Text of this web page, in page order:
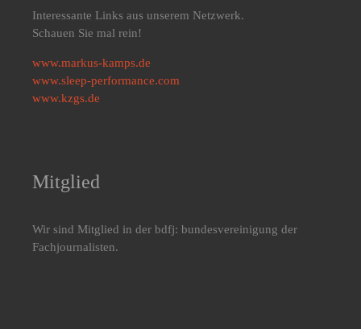
Interessante Links aus unserem Netzwerk.
Schauen Sie mal rein!
www.markus-kamps.de
www.sleep-performance.com
www.kzgs.de
Mitglied
Wir sind Mitglied in der bdfj: bundesvereinigung der
Fachjournalisten.